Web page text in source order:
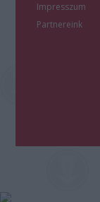
Impresszum
Partnereink